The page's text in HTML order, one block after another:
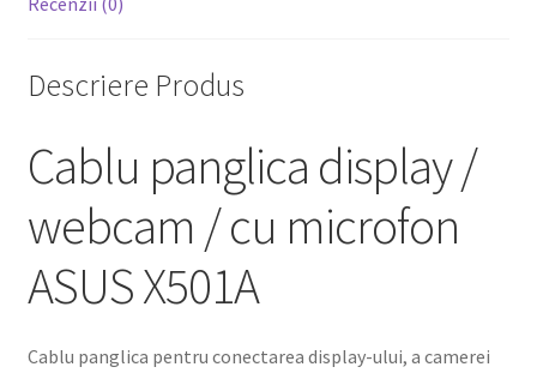
Descriere Produs
Cablu panglica display /
webcam / cu microfon
ASUS X501A
Cablu panglica pentru conectarea display-ului, a camerei